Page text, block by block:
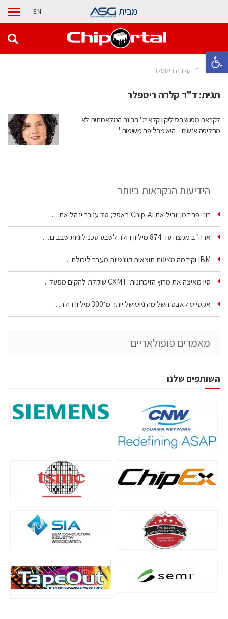
פתח סרגל נגישות
מבית EN
בית ד"ר קלרה ריספלר
תגית:ד"ר קלרה ריספלר
לקראת מפגש הסיליקון קלאב: "הבינה המלאכותית לא
מחליפה אנשים – היא מחליפה משימות"
הידיעות הנקראות ביותר
רוני פרידמן יוביל את Chip‑AI באפל; טל ענבר ינהל את…
ארה״ב מקצה עד 874 מיליון דולר לשבע טכנולוגיות שבבים…
IBM וקידמה מציגות תוצאות קוונטיות מעבר ליכולת…
סין מאיצה את מרוץ הזיכרונות: CXMT שוקלת להקים מפעל…
אקסייט לאבס השלימה גיוס של יותר מ־300 מיליון דולר…
מאמרים פופולאריים
השותפים שלנו